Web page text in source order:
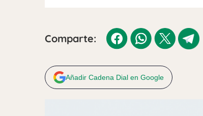
Comparte:
Añadir Cadena Dial en Google